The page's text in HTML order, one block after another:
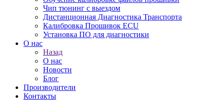
Чип тюнинг с выездом
Дистанционная Диагностика Транспорта
Калибровка Прошивок ECU
Установка ПО для диагностики
О нас
Назад
О нас
Новости
Блог
Производители
Контакты